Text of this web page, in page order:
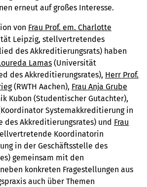
erneut auf großes Interesse.
von Frau Prof. em. Charlotte
Leipzig, stellvertretendes
des Akkreditierungsrats) haben
Lamas (Universität
des Akkreditierungsrates), Herr Prof.
(RWTH Aachen), Frau Anja Grube
Kubon (Studentischer Gutachter),
Systemakkreditierung in
des Akkreditierungsrates) und Frau
Koordinatorin
in der Geschäftsstelle des
gemeinsam mit den
konkreten Fragestellungen aus
auch über Themen